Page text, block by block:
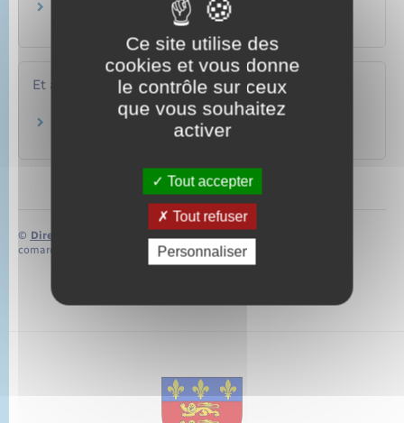
CSE : quand l'employeur doit-il organiser des
élections partielles ?
Et aussi
Obligations de l'employeur
© Direction de l’information légale et administrative
comarquage developpé par baseo.io
Ce site utilise des
cookies et vous donne
le contrôle sur ceux
que vous souhaitez
activer
Tout accepter
Tout refuser
Personnaliser